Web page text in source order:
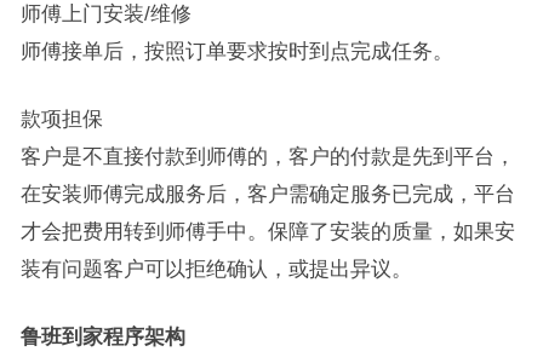
师傅上门安装/维修
师傅接单后，按照订单要求按时到点完成任务。
款项担保
客户是不直接付款到师傅的，客户的付款是先到平台，
在安装师傅完成服务后，客户需确定服务已完成，平台
才会把费用转到师傅手中。保障了安装的质量，如果安
装有问题客户可以拒绝确认，或提出异议。
鲁班到家程序架构